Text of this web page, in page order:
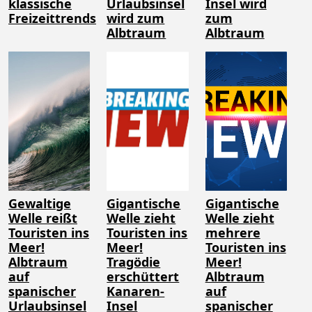
klassische
Freizeittrends
Urlaubsinsel
wird zum
Albtraum
Insel wird
zum
Albtraum
Gewaltige
Welle reißt
Touristen ins
Meer!
Albtraum
auf
spanischer
Urlaubsinsel
Gigantische
Welle zieht
Touristen ins
Meer!
Tragödie
erschüttert
Kanaren-
Insel
Gigantische
Welle zieht
mehrere
Touristen ins
Meer!
Albtraum
auf
spanischer